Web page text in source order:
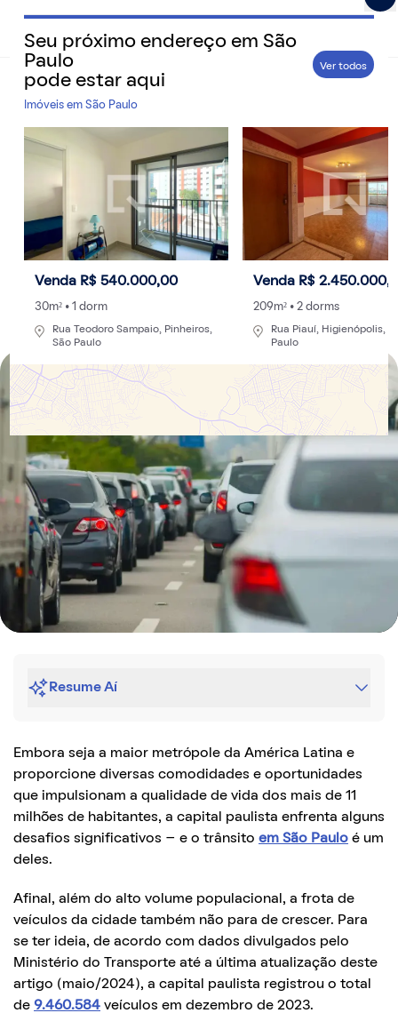
QuintoAndar Guias - Inspiração e tudo o que você
Home> Cidades
Como está o trânsito em São Paulo: como
saber o que está acontecendo em tempo real
Verificar o trânsito da capital paulista em tempo real
ajuda a evitar engarrafamentos e reduz o tempo de
deslocamento de um ponto a outro. Veja como
consultar
PorRedação- 27/05/2024 às 02:28
Atualizado: 30/08/2024 às 14:32
Resume Aí
Embora seja a maior metrópole da América Latina e
proporcione diversas comodidades e oportunidades
que impulsionam a qualidade de vida dos mais de 11
milhões de habitantes, a capital paulista enfrenta alguns
desafios significativos – e o trânsito em São Paulo é um
deles.
Afinal, além do alto volume populacional, a frota de
veículos da cidade também não para de crescer. Para
se ter ideia, de acordo com dados divulgados pelo
Ministério do Transporte até a última atualização deste
artigo (maio/2024), a capital paulista registrou o total
de 9.460.584 veículos em dezembro de 2023.
Seu próximo endereço emSão
Paulo
pode estar aqui
Imóveis emSão Paulo
Ver todos
Venda R$ 540.000,00
30m² • 1 dorm
Rua Teodoro Sampaio, Pinheiros,
São Paulo
Venda R$
209m² • 2 dorms
Rua Piauí, Higienópolis,
Paulo